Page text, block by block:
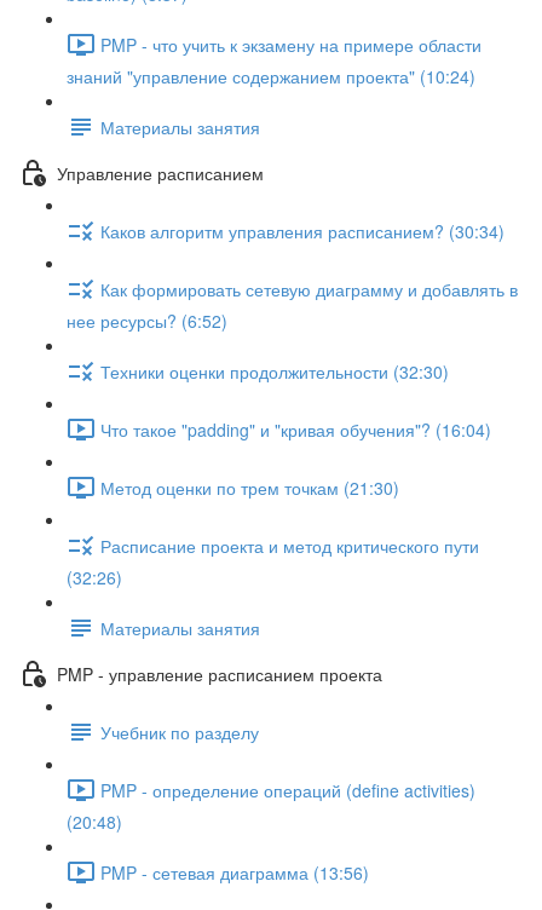
PMP - что учить к экзамену на примере области
знаний "управление содержанием проекта" (10:24)
Материалы занятия
Управление расписанием
Каков алгоритм управления расписанием? (30:34)
Как формировать сетевую диаграмму и добавлять в
нее ресурсы? (6:52)
Техники оценки продолжительности (32:30)
Что такое "padding" и "кривая обучения"? (16:04)
Метод оценки по трем точкам (21:30)
Расписание проекта и метод критического пути
(32:26)
Материалы занятия
PMP - управление расписанием проекта
Учебник по разделу
PMP - определение операций (define activities)
(20:48)
PMP - сетевая диаграмма (13:56)